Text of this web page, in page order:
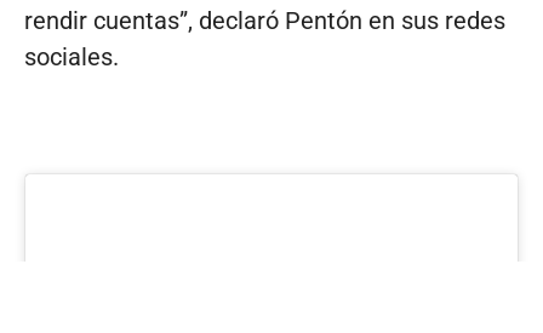
rendir cuentas”, declaró Pentón en sus redes
sociales.